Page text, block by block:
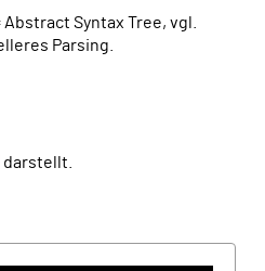
Syntax Tree, vgl.
Parsing.
darstellt.